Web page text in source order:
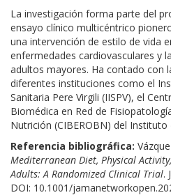
La investigación forma parte del
ensayo clínico multicéntrico
una intervención de estilo de vida
enfermedades cardiovasculares y
adultos mayores. Ha contado con
diferentes instituciones como el
Sanitaria Pere Virgili (IISPV), el
Biomédica en Red de
Nutrición (CIBEROBN) del Instituto
Referencia bibliográfica:
Mediterranean Diet, Physical
Adults: A Randomized Clinical Trial.
DOI: 10.1001/